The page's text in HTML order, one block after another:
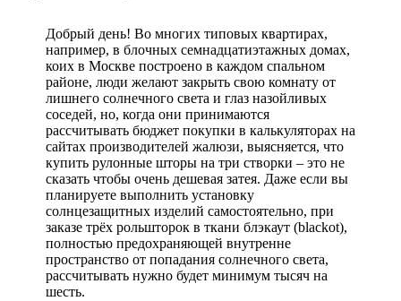
Добрый день! Во многих типовых квартирах,
например, в блочных семнадцатиэтажных домах,
коих в Москве построено в каждом спальном
районе, люди желают закрыть свою комнату от
лишнего солнечного света и глаз назойливых
соседей, но, когда они принимаются
рассчитывать бюджет покупки в калькуляторах на
сайтах производителей жалюзи, выясняется, что
купить рулонные шторы на три створки – это не
сказать чтобы очень дешевая затея. Даже если вы
планируете выполнить установку
солнцезащитных изделий самостоятельно, при
заказе трёх рольшторок в ткани блэкаут (blackot),
полностью предохраняющей внутренне
пространство от попадания солнечного света,
рассчитывать нужно будет минимум тысяч на
шесть.